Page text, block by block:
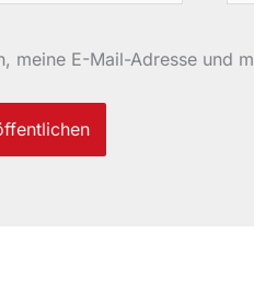
meine E-Mail-Adresse und